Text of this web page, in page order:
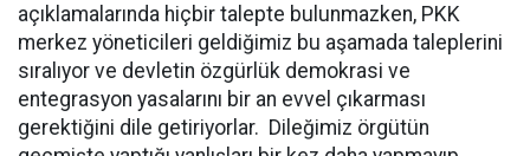
açıklamalarında hiçbir talepte bulunmazken, PKK
merkez yöneticileri geldiğimiz bu aşamada taleplerini
sıralıyor ve devletin özgürlük demokrasi ve
entegrasyon yasalarını bir an evvel çıkarması
gerektiğini dile getiriyorlar. Dileğimiz örgütün